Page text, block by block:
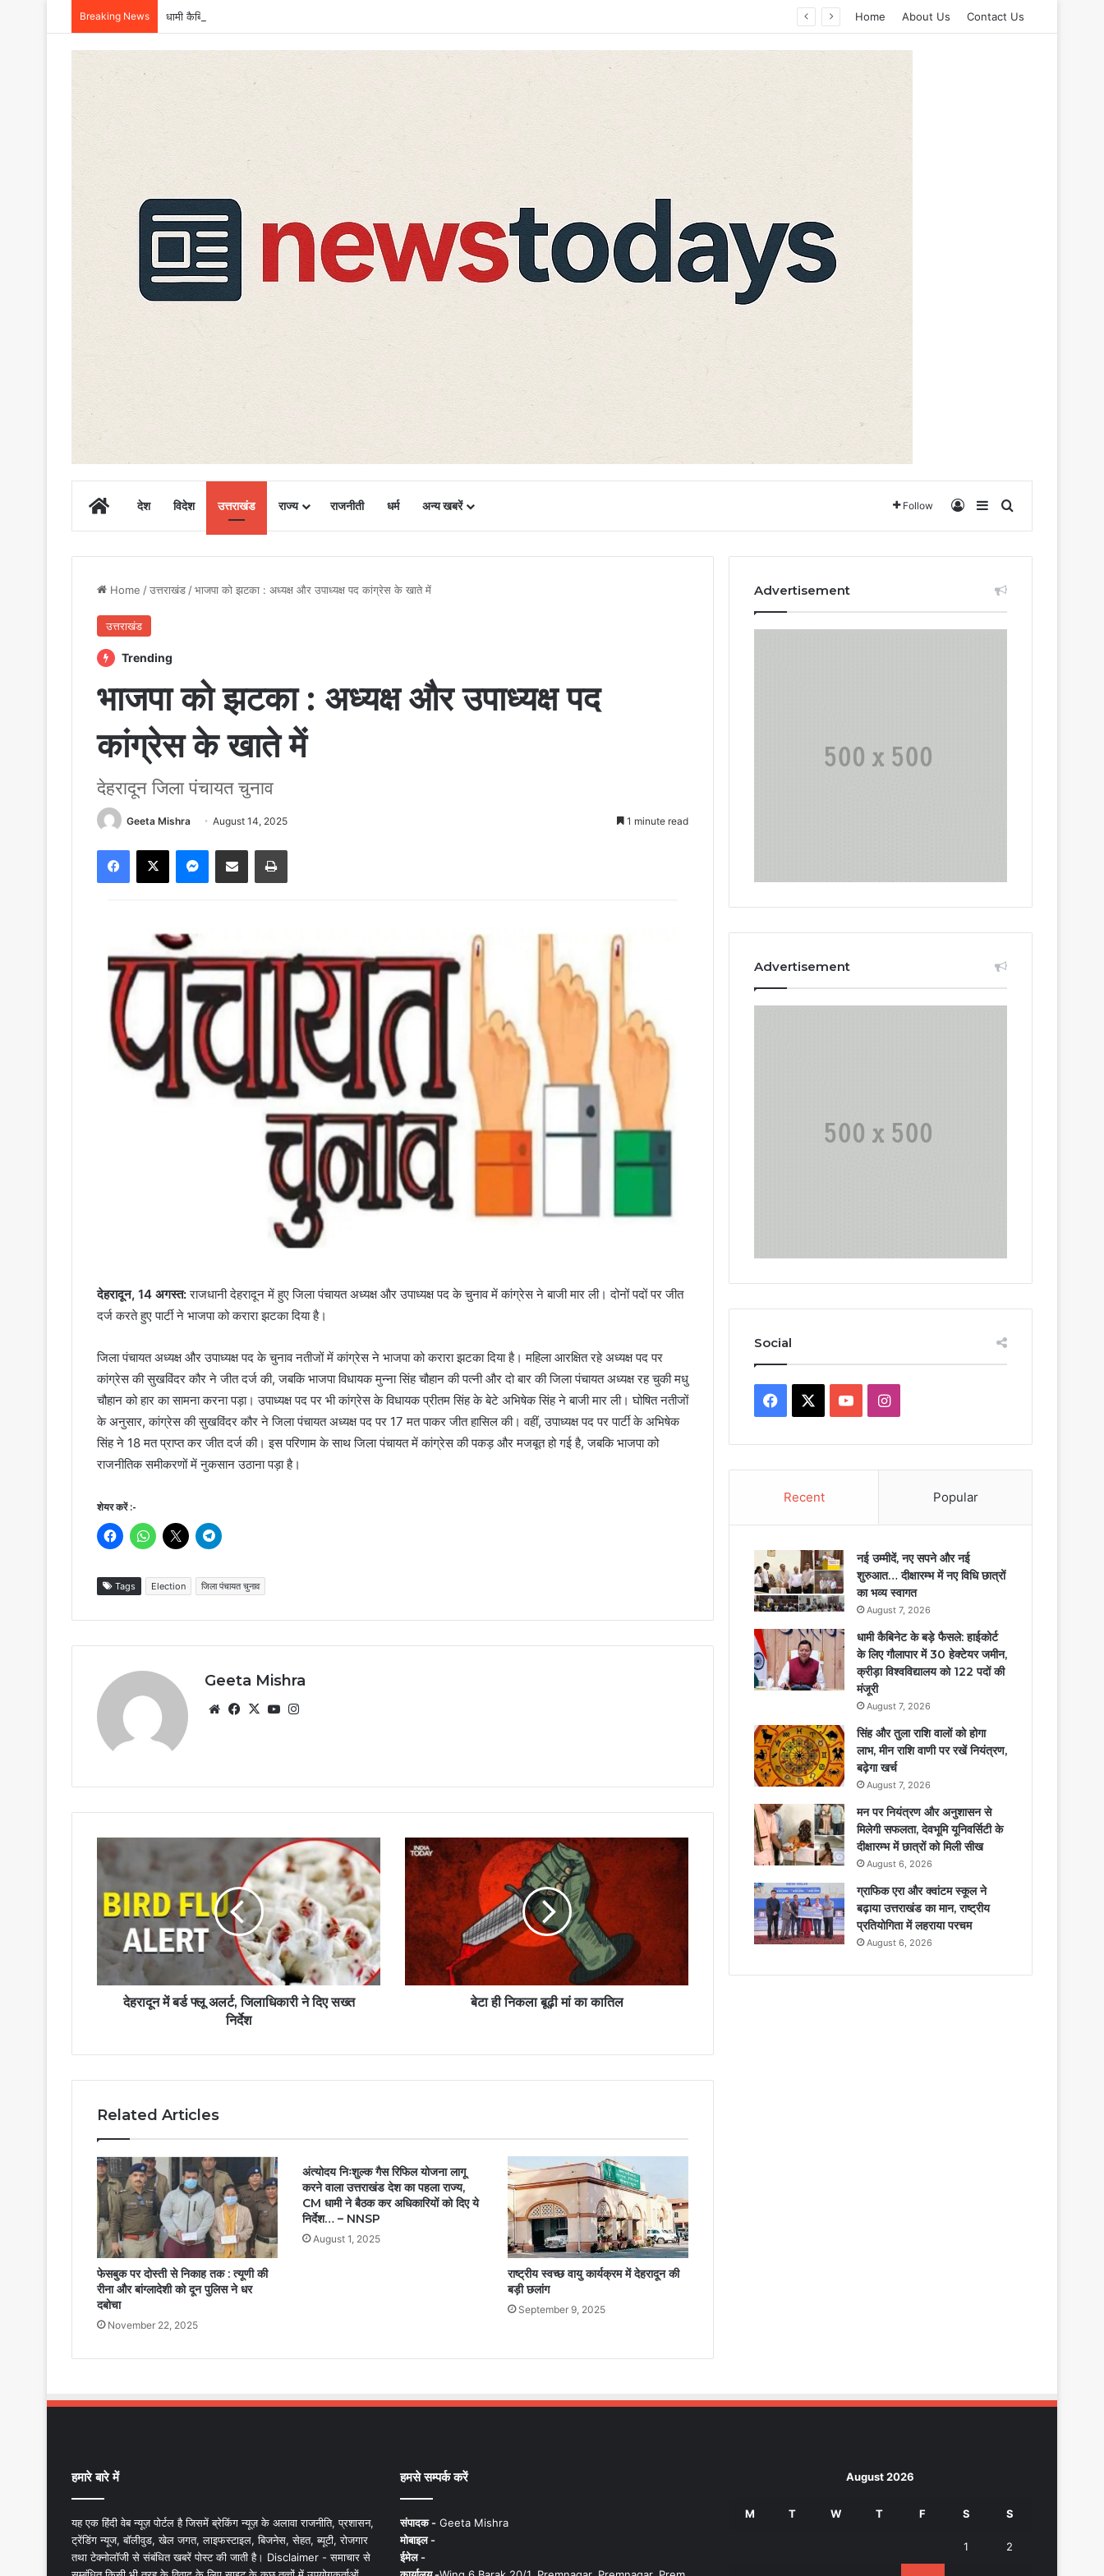
Breaking News धामी कैबिनेट के बड़े फैसले: हाईकोर्ट के लिए गौलापार में 30 हेक्टेयर जमीन, क्रीड़ा विश्वविद्यालय को 122 पदों की मंजूरी Home About Us Contact Us
Homeदेश विदेश उत्तराखंड राज्य राजनीती धर्म अन्य खबरें Follow Log InSidebarSearch for
Home /उत्तराखंड /भाजपा को झटका : अध्यक्ष और उपाध्यक्ष पद कांग्रेस के खाते में
उत्तराखंड
Trending
भाजपा को झटका : अध्यक्ष और उपाध्यक्ष पद
कांग्रेस के खाते में
देहरादून जिला पंचायत चुनाव
Geeta Mishra August 14, 2025 1 minute read
Facebook
X Messenger
Share via Email Print
देहरादून, 14 अगस्त:राजधानी देहरादून में हुए जिला पंचायत अध्यक्ष और उपाध्यक्ष पद के चुनाव में कांग्रेस ने बाजी मार ली। दोनों पदों पर जीत
दर्ज करते हुए पार्टी ने भाजपा को करारा झटका दिया है।
जिला पंचायत अध्यक्ष और उपाध्यक्ष पद के चुनाव नतीजों में कांग्रेस ने भाजपा को करारा झटका दिया है। महिला आरक्षित रहे अध्यक्ष पद पर
कांग्रेस की सुखविंदर कौर ने जीत दर्ज की, जबकि भाजपा विधायक मुन्ना सिंह चौहान की पत्नी और दो बार की जिला पंचायत अध्यक्ष रह चुकी मधु
चौहान को हार का सामना करना पड़ा। उपाध्यक्ष पद पर भी कांग्रेस के विधायक प्रीतम सिंह के बेटे अभिषेक सिंह ने बाजी मार ली। घोषित नतीजों
के अनुसार, कांग्रेस की सुखविंदर कौर ने जिला पंचायत अध्यक्ष पद पर 17 मत पाकर जीत हासिल की। वहीं, उपाध्यक्ष पद पर पार्टी के अभिषेक
सिंह ने 18 मत प्राप्त कर जीत दर्ज की। इस परिणाम के साथ जिला पंचायत में कांग्रेस की पकड़ और मजबूत हो गई है, जबकि भाजपा को
राजनीतिक समीकरणों में नुकसान उठाना पड़ा है।
शेयर करें :-
Tags Election जिला पंचायत चुनाव
Geeta Mishra
WebsiteFacebook
X YouTube
देहरादून में बर्ड फ्लू अलर्ट, जिलाधिकारी ने दिए सख्त
निर्देश
बेटा ही निकला बूढ़ी मां का कातिल
Related Articles
फेसबुक पर दोस्ती से निकाह तक : त्यूणी की
रीना और बांग्लादेशी को दून पुलिस ने धर
दबोचा
November 22, 2025
अंत्योदय निःशुल्क गैस रिफिल योजना लागू
करने वाला उत्तराखंड देश का पहला राज्य,
CM धामी ने बैठक कर अधिकारियों को दिए ये
निर्देश… – NNSP
August 1, 2025
राष्ट्रीय स्वच्छ वायु कार्यक्रम में देहरादून की
बड़ी छलांग
September 9, 2025
Advertisement
Advertisement
Social
Facebook YouTubeInstagram
Recent Popular
नई उम्मीदें, नए सपने और नई
शुरुआत… दीक्षारम्भ में नए विधि छात्रों
का भव्य स्वागत
August 7, 2026
धामी कैबिनेट के बड़े फैसले: हाईकोर्ट
के लिए गौलापार में 30 हेक्टेयर जमीन,
क्रीड़ा विश्वविद्यालय को 122 पदों की
मंजूरी
August 7, 2026
सिंह और तुला राशि वालों को होगा
लाभ, मीन राशि वाणी पर रखें नियंत्रण,
बढ़ेगा खर्च
August 7, 2026
मन पर नियंत्रण और अनुशासन से
मिलेगी सफलता, देवभूमि यूनिवर्सिटी के
दीक्षारम्भ में छात्रों को मिली सीख
August 6, 2026
ग्राफिक एरा और क्वांटम स्कूल ने
बढ़ाया उत्तराखंड का मान, राष्ट्रीय
प्रतियोगिता में लहराया परचम
August 6, 2026
हमारे बारे में
यह एक हिंदी वेब न्यूज़ पोर्टल है जिसमें ब्रेकिंग न्यूज़ के अलावा राजनीति, प्रशासन,
ट्रेंडिंग न्यूज, बॉलीवुड, खेल जगत, लाइफस्टाइल, बिजनेस, सेहत, ब्यूटी, रोजगार
तथा टेक्नोलॉजी से संबंधित खबरें पोस्ट की जाती है। Disclaimer - समाचार से
हमसे सम्पर्क करें
संपादक -Geeta Mishra
मोबाइल -
ईमेल -
August 2026
M T W T F S S
1 2